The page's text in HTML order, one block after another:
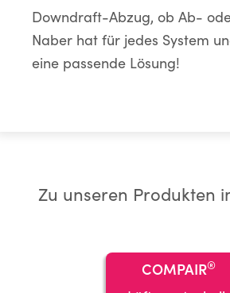
Downdraft-Abzug, ob Ab-
Naber hat für jedes System
eine passende Lösung!
Zu unseren Produkten
COMPAIR®